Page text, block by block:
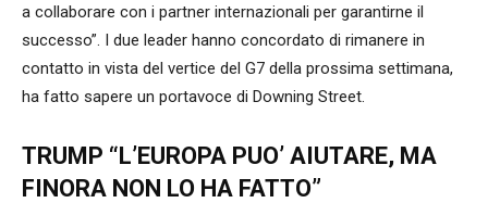
a collaborare con i partner internazionali per garantirne il
successo”. I due leader hanno concordato di rimanere in
contatto in vista del vertice del G7 della prossima settimana,
ha fatto sapere un portavoce di Downing Street.
TRUMP “L’EUROPA PUO’ AIUTARE, MA
FINORA NON LO HA FATTO”